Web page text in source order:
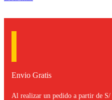
Envio Gratis
Al realizar un pedido a partir de S/